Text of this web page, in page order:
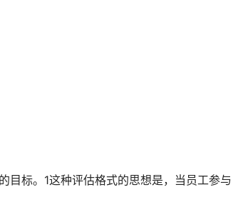
目标。1这种评估格式的思想是，当员工参